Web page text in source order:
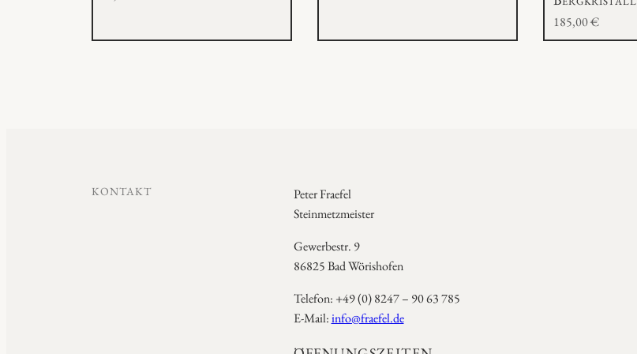
185,00€
KONTAKT
Peter Fraefel
Steinmetzmeister
Gewerbestr. 9
86825 Bad Wörishofen
Telefon: +49 (0) 8247 – 90 63 785
E-Mail:info@fraefel.de